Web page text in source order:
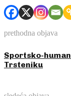
prethodna objava
Sportsko-
Trsteniku